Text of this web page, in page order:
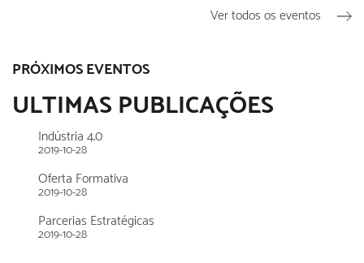
Ver todos os eventos
PRÓXIMOS EVENTOS
ULTIMAS PUBLICAÇÕES
Indústria 4.0
2019-10-28
Oferta Formativa
2019-10-28
Parcerias Estratégicas
2019-10-28